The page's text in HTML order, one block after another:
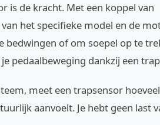
is de kracht. Met een koppel van
het specifieke model en de
bedwingen of om soepel op te
pedaalbeweging dankzij een
meet een trapsensor
aanvoelt. Je hebt geen last